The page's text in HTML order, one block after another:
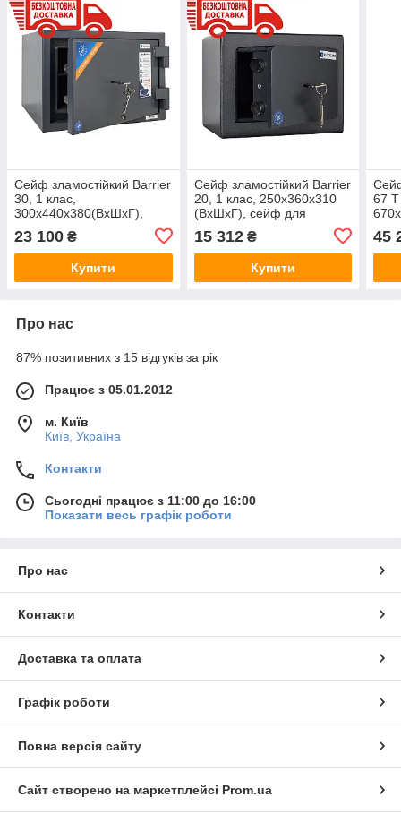
Сейф зламостійкий Barrier
30, 1 клас,
300x440x380(ВхШхГ),
сейф для грошей, сейф
для дому, сейф від зламу,
з ключовим замком
23 100 ₴
Купити
Сейф зламостійкий Barrier
20, 1 клас, 250x360x310
(ВхШхГ), сейф для
грошей, сейф для дому,
сейф від зламу, з
ключовий замок
15 312₴
Купити
67 T
для
з
45
Про нас
87% позитивних з 15 відгуків за рік
Працює з 05.01.2012
м. Київ
Київ, Україна
Контакти
Сьогодні працює з 11:00 до 16:00
Показати весь графік роботи
Про нас
Контакти
Доставка та оплата
Графік роботи
Повна версія сайту
Сайт створено на маркетплейсі Prom.ua